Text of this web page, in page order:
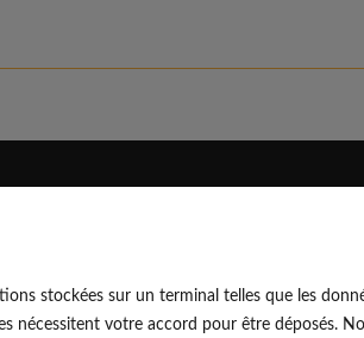
Rejoindre notre équipe
Blog
Blog
stockées sur un terminal telles que les
nécessitent votre accord pour être déposés.